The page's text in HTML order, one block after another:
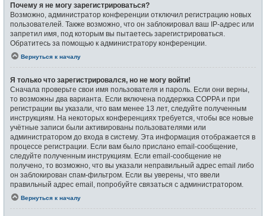
Почему я не могу зарегистрироваться?
Возможно, администратор конференции отключил регистрацию новых
пользователей. Также возможно, что он заблокировал ваш IP-адрес или
запретил имя, под которым вы пытаетесь зарегистрироваться.
Обратитесь за помощью к администратору конференции.
Вернуться к началу
Я только что зарегистрировался, но не могу войти!
Сначала проверьте свои имя пользователя и пароль. Если они верны,
то возможны два варианта. Если включена поддержка COPPA и при
регистрации вы указали, что вам менее 13 лет, следуйте полученным
инструкциям. На некоторых конференциях требуется, чтобы все новые
учётные записи были активированы пользователями или
администратором до входа в систему. Эта информация отображается в
процессе регистрации. Если вам было прислано email-сообщение,
следуйте полученным инструкциям. Если email-сообщение не
получено, то возможно, что вы указали неправильный адрес email либо
он заблокирован спам-фильтром. Если вы уверены, что ввели
правильный адрес email, попробуйте связаться с администратором.
Вернуться к началу